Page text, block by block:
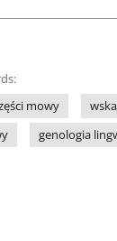
mowy
genologia